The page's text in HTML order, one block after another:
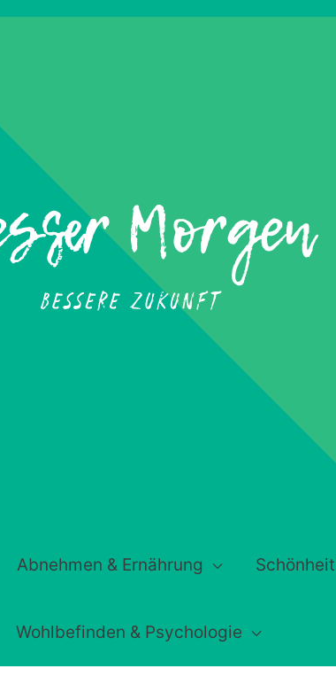
Abnehmen & Ernährung Schönheit
Wohlbefinden & Psychologie